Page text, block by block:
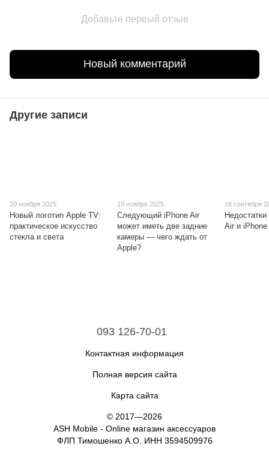
Добавьте первый отзыв
Новый комментарий
Другие записи
20 ноября 2025
Новый логотип Apple TV:
практическое искусство
стекла и света
19 ноября 2025
Следующий iPhone Air
может иметь две задние
камеры — чего ждать от
Apple?
18 сентября
Air и
093 126-70-01
Контактная информация
Полная версия сайта
Карта сайта
© 2017—2026
ASH Mobile - Online магазин аксессуаров
ФЛП Тимошенко А.О. ИНН 3594509976